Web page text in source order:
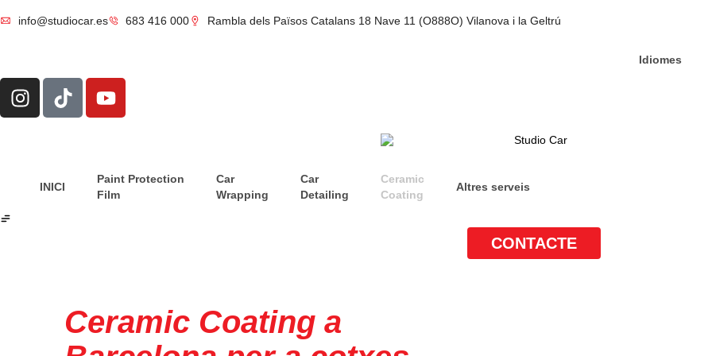
info@studiocar.es 683 416 000 Rambla dels Països Catalans 18 Nave 11 (O888O) Vilanova i la Geltrú
Idiomes
INICI
Paint Protection
Film
Car
Wrapping
Car
Detailing
Ceramic
Coating
Altres serveis
CONTACTE
Ceramic Coating a